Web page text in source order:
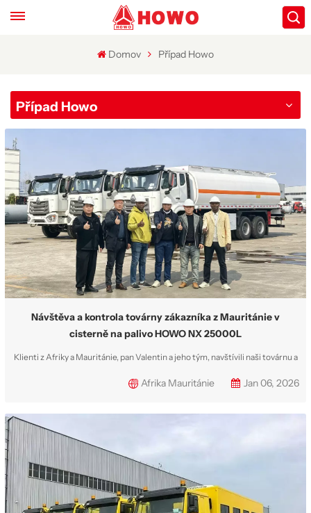
Domov Případ Howo
Případ Howo
Návštěva a kontrola továrny zákazníka z Mauritánie v
cisterně na palivo HOWO NX 25000L
Klienti z Afriky a Mauritánie, pan Valentin a jeho tým, navštívili naši továrnu a
HOWO NX 25CBM. Všechny jednotky jsou 100% přizpůsobeny a budou
Afrika Mauritánie Jan 06, 2026